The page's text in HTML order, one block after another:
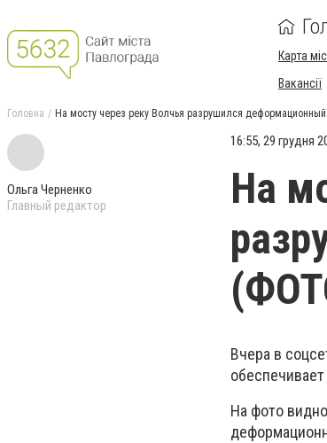
Карта
Вакансії
Головна На мосту через реку Волчья разрушился
Ольга Черненко
Главный редактор
16:55, 29 грудня
На
Вчера в
На фото